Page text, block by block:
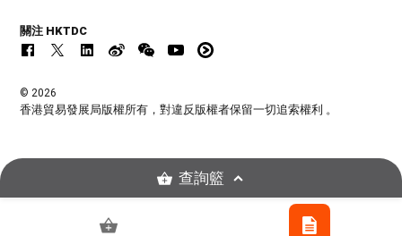
關注 HKTDC
© 2026
香港貿易發展局版權所有，對違反版權者保留一切追索權利 。
查詢籃